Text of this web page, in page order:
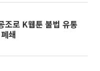
조로 K웹툰 불법 유통
쇄